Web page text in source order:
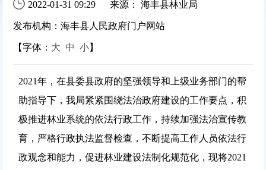
2022-01-31 09:29 来源： 海丰县林业局
发布机构：海丰县人民政府门户网站
【字体： 大 中 小】
2021年，在县委县政府的坚强领导和上级业务部门的帮
助指导下，我局紧紧围绕法治政府建设的工作要点，积
极推进林业系统的依法行政工作，持续加强法治宣传教
育，严格行政执法监督检查，不断提高工作人员依法行
政观念和能力，促进林业建设法制化规范化，现将2021